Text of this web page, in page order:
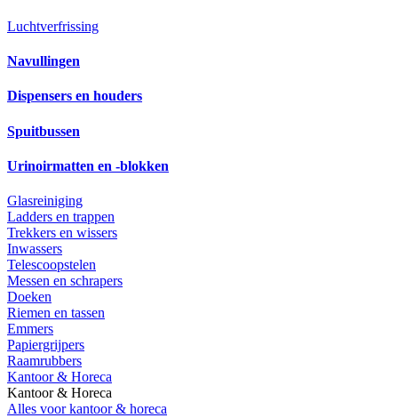
Luchtverfrissing
Navullingen
Dispensers en houders
Spuitbussen
Urinoirmatten en -blokken
Glasreiniging
Ladders en trappen
Trekkers en wissers
Inwassers
Telescoopstelen
Messen en schrapers
Doeken
Riemen en tassen
Emmers
Papiergrijpers
Raamrubbers
Kantoor & Horeca
Kantoor & Horeca
Alles voor kantoor & horeca